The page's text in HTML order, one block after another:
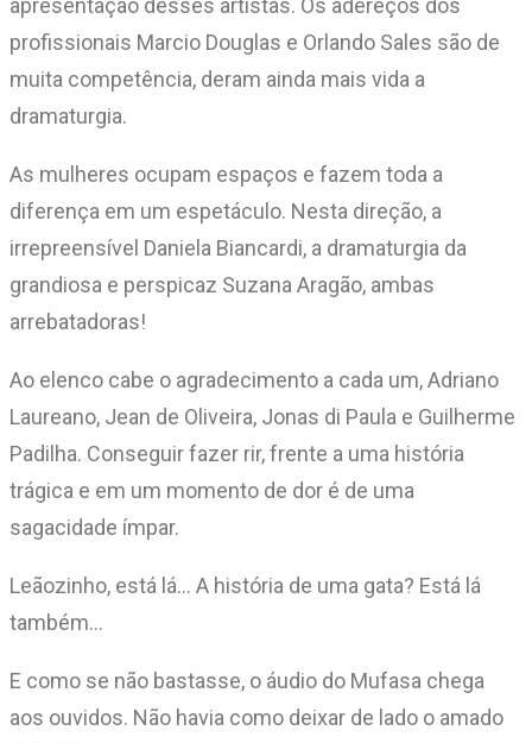
apresentação desses artistas. Os adereços dos
profissionais Marcio Douglas e Orlando Sales são de
muita competência, deram ainda mais vida a
dramaturgia.
As mulheres ocupam espaços e fazem toda a
diferença em um espetáculo. Nesta direção, a
irrepreensível Daniela Biancardi, a dramaturgia da
grandiosa e perspicaz Suzana Aragão, ambas
arrebatadoras!
Ao elenco cabe o agradecimento a cada um, Adriano
Laureano, Jean de Oliveira, Jonas di Paula e Guilherme
Padilha. Conseguir fazer rir, frente a uma história
trágica e em um momento de dor é de uma
sagacidade ímpar.
Leãozinho, está lá… A história de uma gata? Está lá
também…
E como se não bastasse, o áudio do Mufasa chega
aos ouvidos. Não havia como deixar de lado o amado